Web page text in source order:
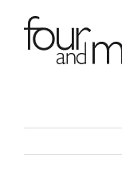
content